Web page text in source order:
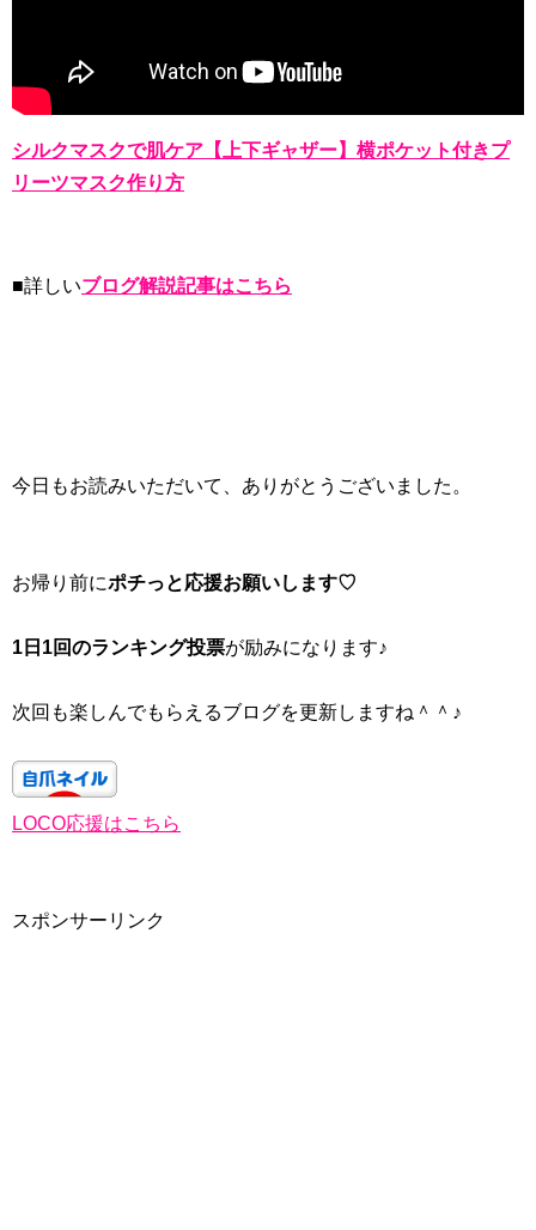
シルクマスクで肌ケア【上下ギャザー】横ポケット付きプ
リーツマスク作り方
■詳しいブログ解説記事はこちら
今日もお読みいただいて、ありがとうございました。
お帰り前にポチっと応援お願いします♡
1日1回のランキング投票が励みになります♪
次回も楽しんでもらえるブログを更新しますね＾＾♪
LOCO応援はこちら
スポンサーリンク